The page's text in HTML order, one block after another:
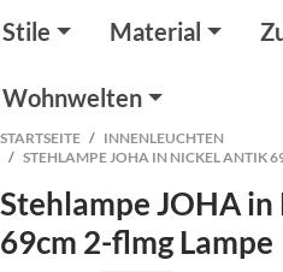
Stile Material
Wohnwelten
STARTSEITE
INNENLEUCHTEN
STEHLAMPE JOHA IN NICKEL ANTIK
Stehlampe JOHA
69cm 2-flmg Lampe